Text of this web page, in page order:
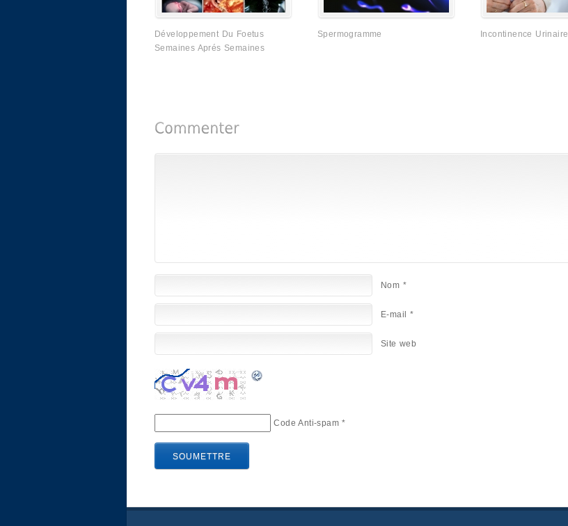
Développement Du Foetus
Semaines Aprés Semaines
Spermogramme Incontinence Urinaire
Nom *
E-mail *
Site web
Code Anti-spam *